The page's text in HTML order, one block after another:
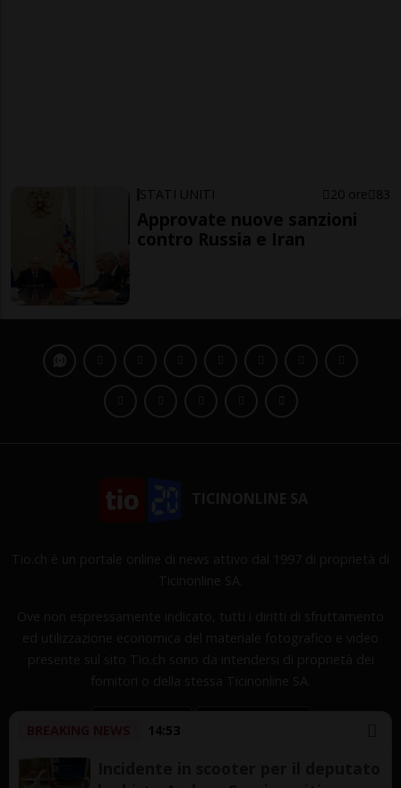
14:53
STATI UNITI 20 ore 83
Approvate nuove sanzioni
contro Russia e Iran